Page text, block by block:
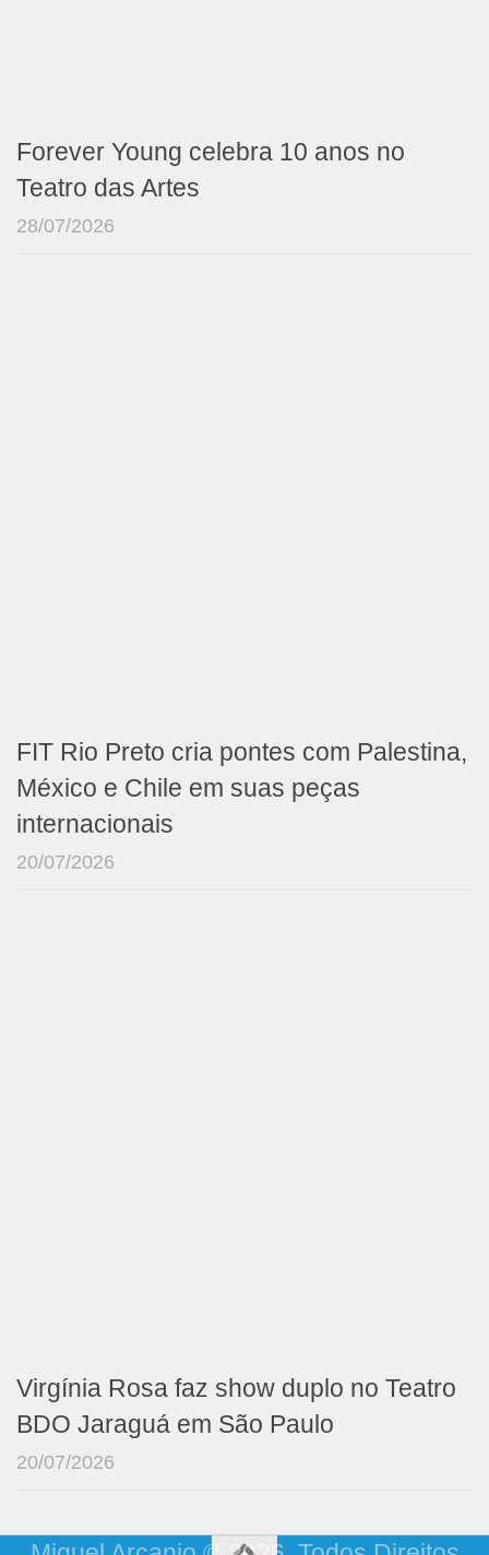
Forever Young celebra 10 anos no
Teatro das Artes
28/07/2026
FIT Rio Preto cria pontes com Palestina,
México e Chile em suas peças
internacionais
20/07/2026
Virgínia Rosa faz show duplo no Teatro
BDO Jaraguá em São Paulo
20/07/2026